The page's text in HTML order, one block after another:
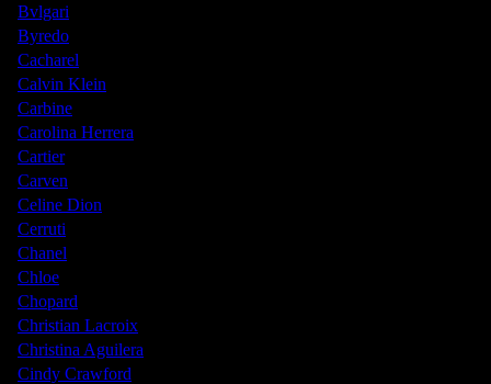
Bvlgari
Byredo
Cacharel
Calvin Klein
Carbine
Carolina Herrera
Cartier
Carven
Celine Dion
Cerruti
Chanel
Chloe
Chopard
Christian Lacroix
Christina Aguilera
Cindy Crawford